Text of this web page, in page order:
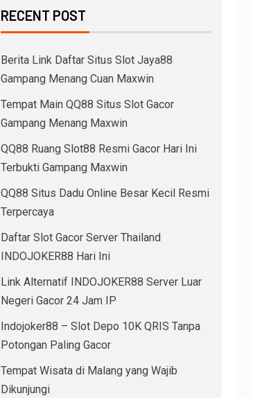
RECENT POST
Berita Link Daftar Situs Slot Jaya88
Gampang Menang Cuan Maxwin
Tempat Main QQ88 Situs Slot Gacor
Gampang Menang Maxwin
QQ88 Ruang Slot88 Resmi Gacor Hari Ini
Terbukti Gampang Maxwin
QQ88 Situs Dadu Online Besar Kecil Resmi
Terpercaya
Daftar Slot Gacor Server Thailand
INDOJOKER88 Hari Ini
Link Alternatif INDOJOKER88 Server Luar
Negeri Gacor 24 Jam IP
Indojoker88 – Slot Depo 10K QRIS Tanpa
Potongan Paling Gacor
Tempat Wisata di Malang yang Wajib
Dikunjungi